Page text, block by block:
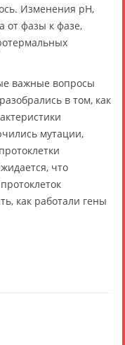
Изменения рН,
от фазы к фазе,
важные вопросы
в том, как
мутации,
что
как работали гены